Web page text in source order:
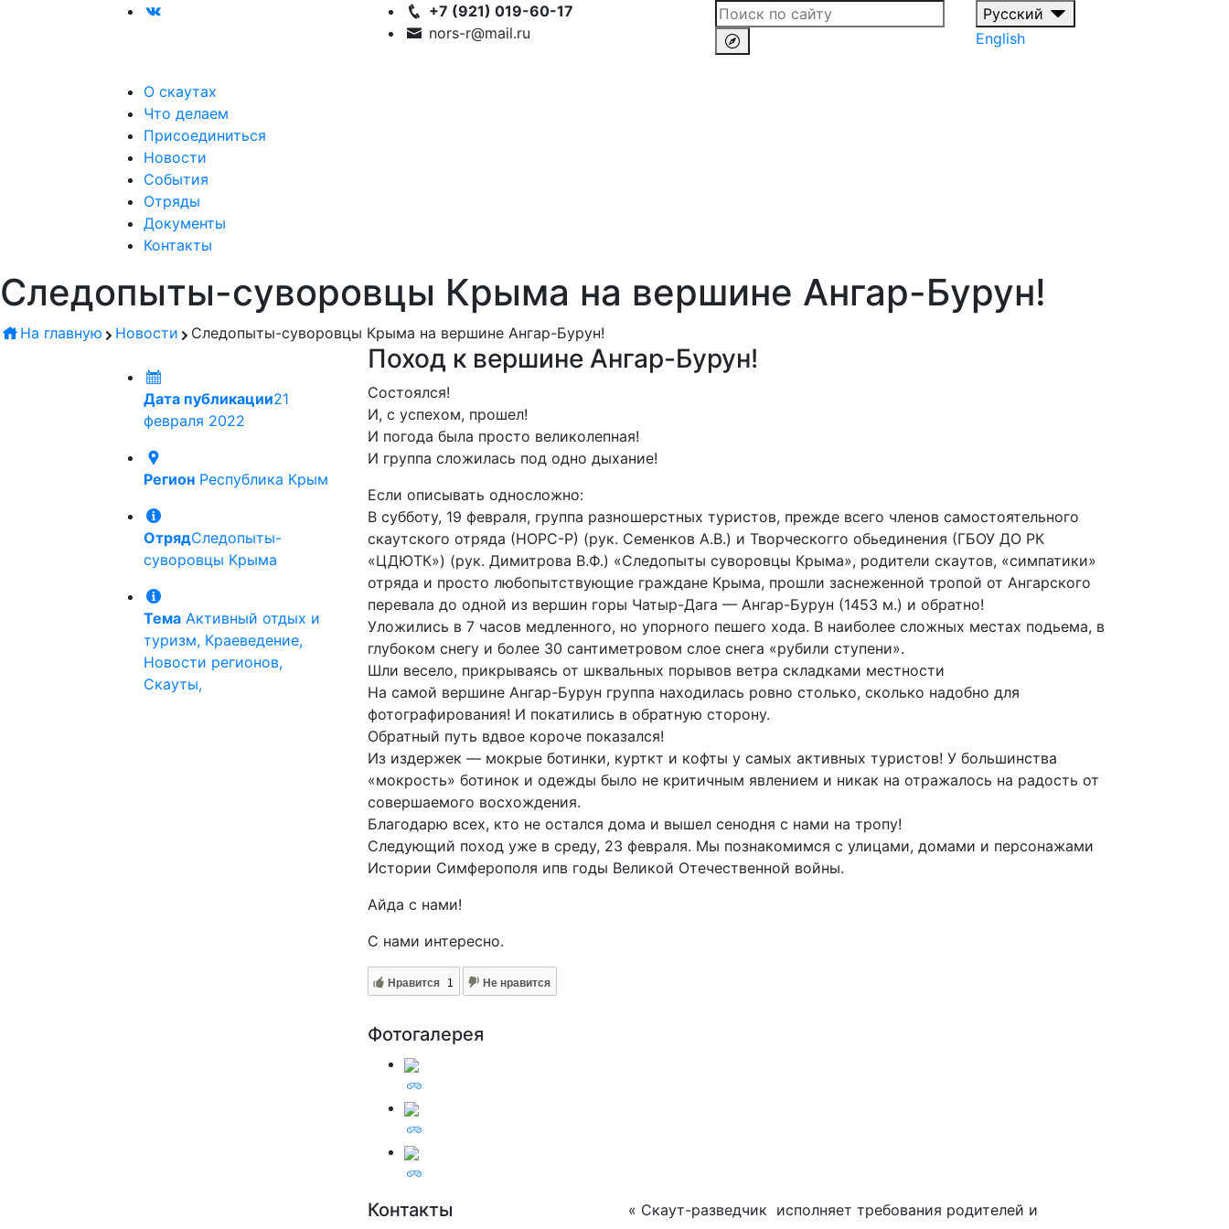
+7 (921) 019-60-17
nors-r@mail.ru
Русский
English
О скаутах
Что делаем
Присоединиться
Новости
События
Отряды
Документы
Контакты
Следопыты-суворовцы Крыма на вершине Ангар-Бурун!
На главную Новости Следопыты-суворовцы Крыма на вершине Ангар-Бурун!
Дата публикации21
февраля 2022
Регион Республика Крым
ОтрядСледопыты-
суворовцы Крыма
Тема Активный отдых и
туризм, Краеведение,
Новости регионов,
Скауты,
Поход к вершине Ангар-Бурун!
Состоялся!
И, с успехом, прошел!
И погода была просто великолепная!
И группа сложилась под одно дыхание!
Если описывать односложно:
В субботу, 19 февраля, группа разношерстных туристов, прежде всего членов самостоятельного
скаутского отряда (НОРС-Р) (рук. Семенков А.В.) и Творческогго обьединения (ГБОУ ДО РК
«ЦДЮТК») (рук. Димитрова В.Ф.) «Следопыты суворовцы Крыма», родители скаутов, «симпатики»
отряда и просто любопытствующие граждане Крыма, прошли заснеженной тропой от Ангарского
перевала до одной из вершин горы Чатыр-Дага — Ангар-Бурун (1453 м.) и обратно!
Уложились в 7 часов медленного, но упорного пешего хода. В наиболее сложных местах подьема, в
глубоком снегу и более 30 сантиметровом слое снега «рубили ступени».
Шли весело, прикрываясь от шквальных порывов ветра складками местности
На самой вершине Ангар-Бурун группа находилась ровно столько, сколько надобно для
фотографирования! И покатились в обратную сторону.
Обратный путь вдвое короче показался!
Из издержек — мокрые ботинки, курткт и кофты у самых активных туристов! У большинства
«мокрость» ботинок и одежды было не критичным явлением и никак на отражалось на радость от
совершаемого восхождения.
Благодарю всех, кто не остался дома и вышел сенодня с нами на тропу!
Следующий поход уже в среду, 23 февраля. Мы познакомимся с улицами, домами и персонажами
Истории Симферополя ипв годы Великой Отечественной войны.
Айда с нами!
С нами интересно.
Нравится 1 Не нравится
Фотогалерея
Контакты
« Скаут-разведчик исполняет требования родителей и